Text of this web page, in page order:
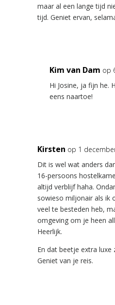
maar al een lange tijd
tijd. Geniet ervan,
Kim van Dam op
Hi Josine, ja fijn he.
eens naartoe!
Kirsten op 1
Dit is wel wat anders
16-persoons
altijd verblijf haha.
sowieso miljonair als ik
veel te besteden heb,
omgeving om je heen
Heerlijk.
En dat beetje extra
Geniet van je reis.